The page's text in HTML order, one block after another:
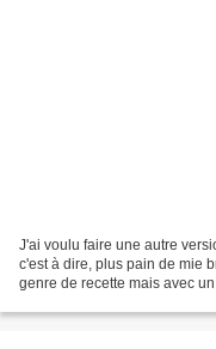
J'ai voulu faire une autre
c'est à dire, plus pain de mie
genre de recette mais avec